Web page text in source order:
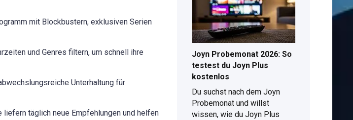
mit Blockbustern, exklusiven Serien
und Genres filtern, um schnell ihre
Unterhaltung für
liefern täglich neue Empfehlungen und helfen
du
das
beste
TV-
Angebot
mit
Joyn Probemonat 2026: So
testest du Joyn Plus
kostenlos
Du suchst nach dem Joyn
Probemonat und willst
wissen, wie du Joyn Plus